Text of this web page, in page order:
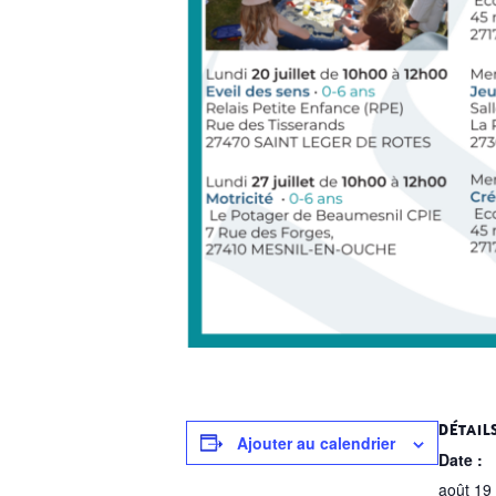
Ajouter au calendrier
Date :
août 19